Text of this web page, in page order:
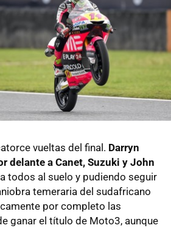
vueltas del final. Darryn
delante a Canet, Suzuki y John
todos al suelo y pudiendo seguir
temeraria del sudafricano
por completo las
ganar el título de Moto3, aunque